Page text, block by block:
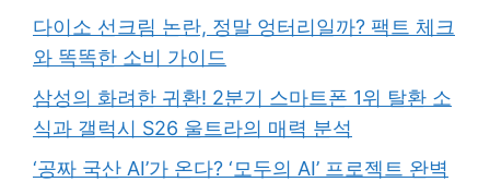
다이소 선크림 논란, 정말 엉터리일까? 팩트 체크
와 똑똑한 소비 가이드
삼성의 화려한 귀환! 2분기 스마트폰 1위 탈환 소
식과 갤럭시 S26 울트라의 매력 분석
‘공짜 국산 AI’가 온다? ‘모두의 AI’ 프로젝트 완벽